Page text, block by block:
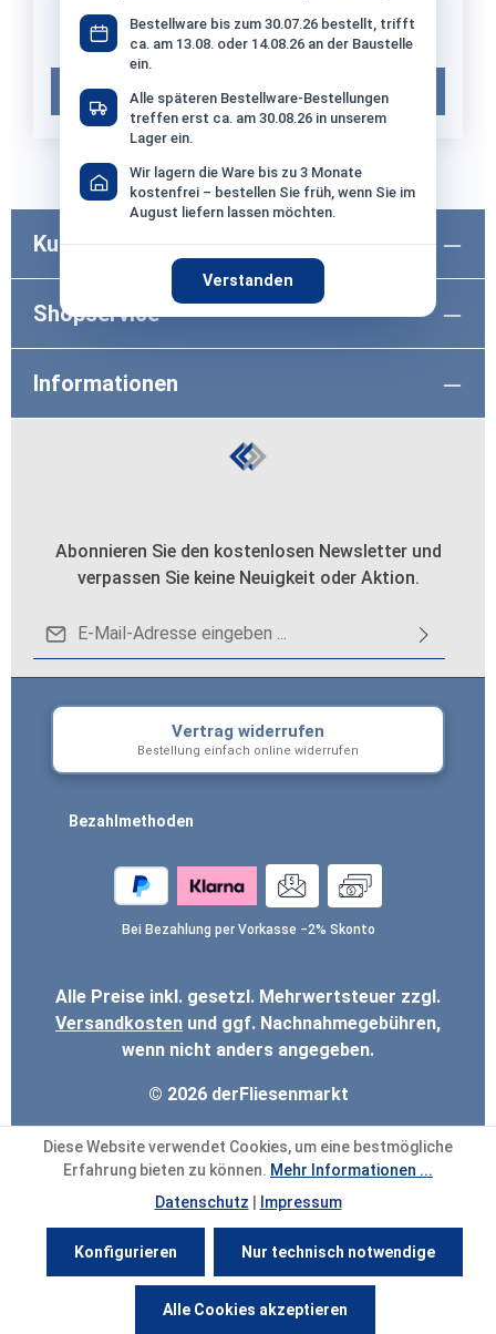
Bestellware bis zum 30.07.26 bestellt, trifft
ca. am 13.08. oder 14.08.26 an der Baustelle
ein.
Alle späteren Bestellware-Bestellungen
treffen erst ca. am 30.08.26 in unserem
Lager ein.
Wir lagern die Ware bis zu 3 Monate
kostenfrei – bestellen Sie früh, wenn Sie im
August liefern lassen möchten.
Verstanden
1 Paket (1,28 m²) = 63,94 €*
Musterpreis: 12,90 €*
Muster in den Warenkorb
Kundenservice
Shopservice
Informationen
Abonnieren Sie den kostenlosen Newsletter und
verpassen Sie keine Neuigkeit oder Aktion.
E-Mail-Adresse*
Datenschutz
Ich habe die
Kenntnis genommen und dieAGBgelesen und
bin mit ihnen einverstanden.*
Loading...
Um weiterzugehen, geben Sie die oben
abgebildeten Zeichen ein*
Vertrag widerrufen
Bestellung einfach online widerrufen
Bezahlmethoden
Bei Bezahlung per Vorkasse −2% Skonto
© 2026 derFliesenmarkt
Alle Preise inkl. gesetzl. Mehrwertsteuer zzgl.
Versandkosten und ggf. Nachnahmegebühren,
wenn nicht anders angegeben.
Werkzeugleiste anzeigen
Diese Website verwendet Cookies, um eine bestmögliche
Erfahrung bieten zu können. Mehr Informationen ...
Datenschutz
Impressum
Nur technisch notwendige
Konfigurieren
Alle Cookies akzeptieren